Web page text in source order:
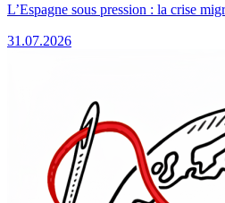
L’Espagne sous pression : la crise
31.07.2026